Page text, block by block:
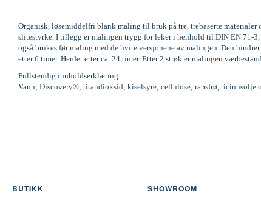
Organisk, løsemiddelfri blank maling til bruk på tre, trebaserte
slitestyrke. I tillegg er malingen trygg for leker i henhold til DIN EN 71-3,
også brukes før maling med de hvite versjonene av malingen. Den
etter 6 timer. Herdet etter ca. 24 timer. Etter 2 strøk er malingen
Fullstendig innholdserklæring:
Vann; Discovery®; titandioksid; kiselsyre; cellulose; rapsfrø,
BUTIKK SHOWROOM